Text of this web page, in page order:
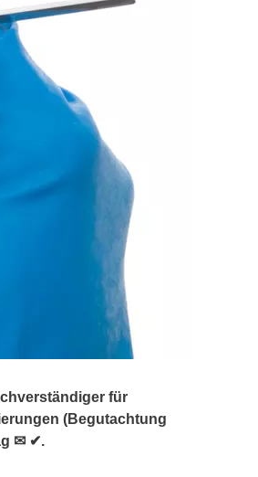
für
(Begutachtung
✉ ✔.